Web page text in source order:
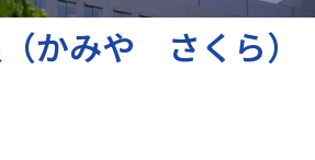
かみや さくら）